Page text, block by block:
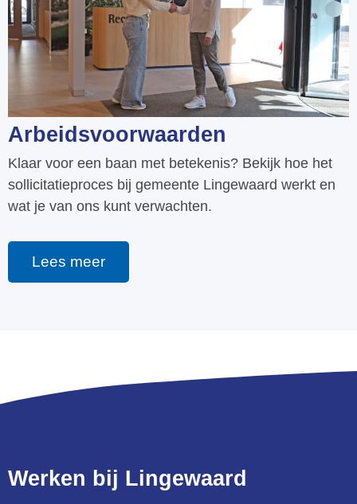
Arbeidsvoorwaarden
Klaar voor een baan met betekenis? Bekijk hoe het
sollicitatieproces bij gemeente Lingewaard werkt en
wat je van ons kunt verwachten.
Lees meer
Werken bij Lingewaard